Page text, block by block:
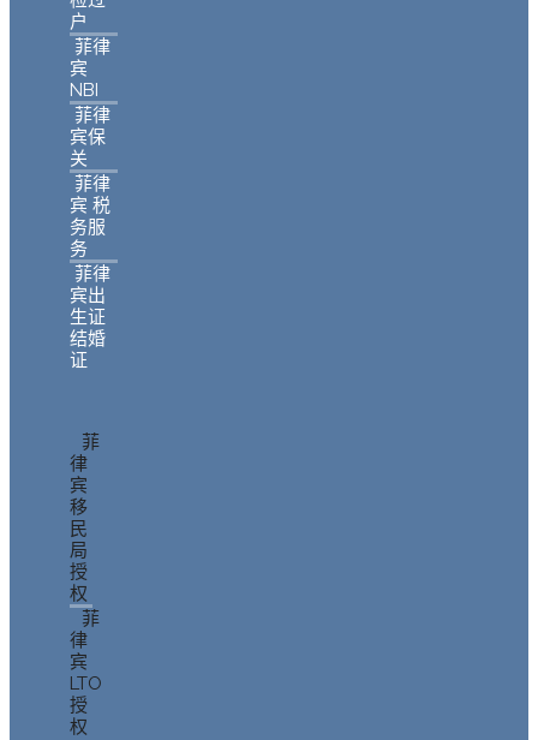
户
菲律
宾
NBI
菲律
宾保
关
菲律
宾 税
务服
务
菲律
宾出
生证
结婚
证
菲
律
宾
移
民
局
授
权
菲
律
宾
LTO
授
权